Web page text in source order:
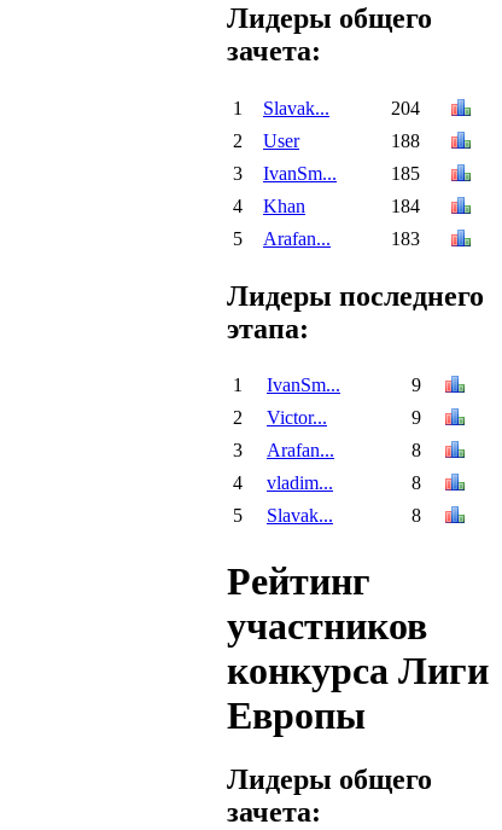
Лидеры общего
зачета:
1 Slavak...
204
2
User
188
3
IvanSm...
185
4
Khan
184
5
Arafan... 183
Лидеры последнего
этапа:
1 IvanSm...
9
2
Victor...
9
3
Arafan...
8
4
vladim...
8
5
Slavak... 8
Рейтинг
участников
конкурса Лиги
Европы
Лидеры общего
зачета: